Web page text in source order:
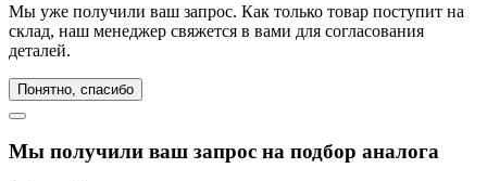
Мы уже получили ваш запрос. Как только товар поступит на
склад, наш менеджер свяжется в вами для согласования
деталей.
Понятно, спасибо
Мы получили ваш запрос на подбор аналога